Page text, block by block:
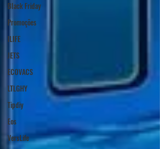
Black Friday
Promoções
ILIFE
JETS
ECOVACS
LTLGHY
Tipdiy
Eos
VersLife